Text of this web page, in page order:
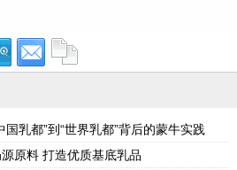
乳都”到“世界乳都”背后的蒙牛实践
原料 打造优质基底乳品